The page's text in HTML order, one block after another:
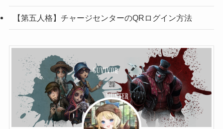
【第五人格】チャージセンターのQRログイン方法